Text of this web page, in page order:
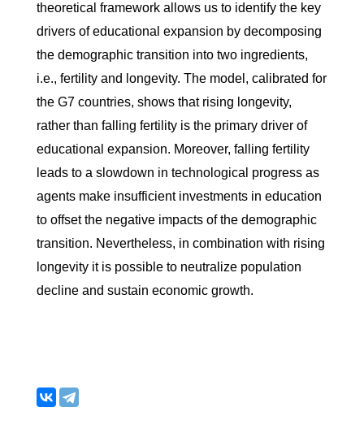
theoretical framework allows us to identify the key
drivers of educational expansion by decomposing
the demographic transition into two ingredients,
i.e., fertility and longevity. The model, calibrated for
the G7 countries, shows that rising longevity,
rather than falling fertility is the primary driver of
educational expansion. Moreover, falling fertility
leads to a slowdown in technological progress as
agents make insufficient investments in education
to offset the negative impacts of the demographic
transition. Nevertheless, in combination with rising
longevity it is possible to neutralize population
decline and sustain economic growth.